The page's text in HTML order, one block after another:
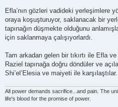
Efla’nın gözleri vadideki yerleşimlere
oraya koşuşturuyor, saklanacak bir
tapınağın düşmekte olduğunu
için saklanmaya çalışıyorlardı.
Tam arkadan gelen bir tıkırtı ile Efla
Raziel tapınağa doğru döndüler ve
Shi’el’Elesia ve maiyeti ile karşılaştılar.
All power demands sacrifice...and pain. The
life's blood for the promise of power.